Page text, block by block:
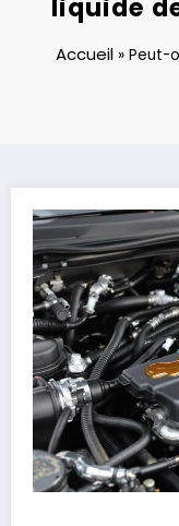
liquide
Accueil» Peut-